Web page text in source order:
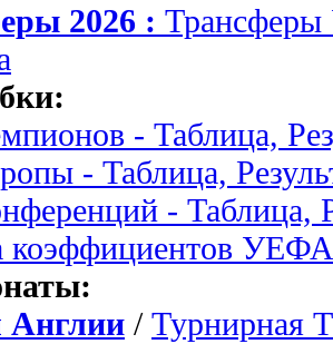
2026 :
- Таблица,
- Таблица,
- Таблица,
коэффициентов УЕФА
Англии / Турнирная